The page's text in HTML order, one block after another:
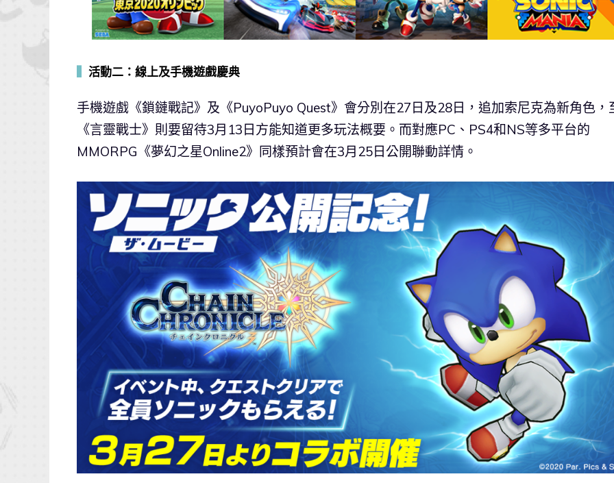
活動二：線上及手機遊戲慶典
手機遊戲《鎖鏈戰記》及《PuyoPuyo Quest》會分別在27日及28日，追加索尼克為新角色，
《言靈戰士》則要留待3月13日方能知道更多玩法概要。而對應PC、PS4和NS等多平台的
MMORPG《夢幻之星Online2》同樣預計會在3月25日公開聯動詳情。